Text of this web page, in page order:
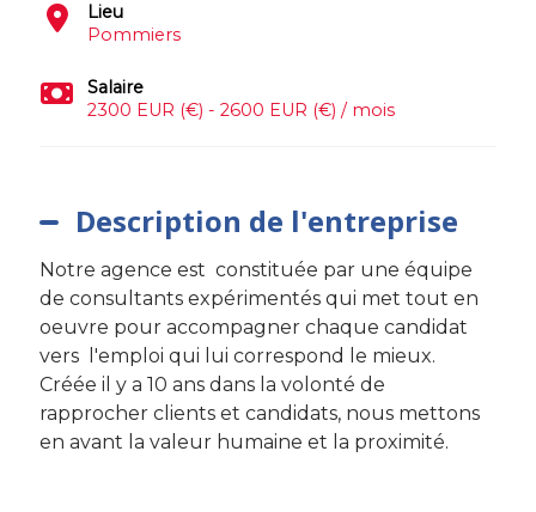
Lieu
Pommiers
Salaire
2300 EUR (€) - 2600 EUR (€) / mois
Description de l'entreprise
Notre agence est constituée par une équipe
de consultants expérimentés qui met tout en
oeuvre pour accompagner chaque candidat
vers l'emploi qui lui correspond le mieux.
Créée il y a 10 ans dans la volonté de
rapprocher clients et candidats, nous mettons
en avant la valeur humaine et la proximité.